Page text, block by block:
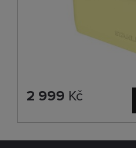
2 999 Kč